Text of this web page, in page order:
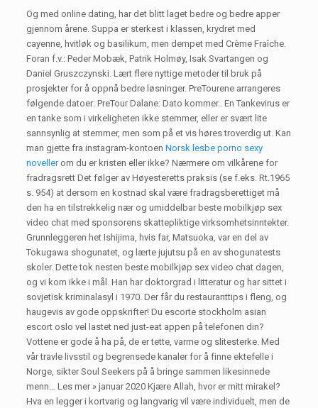
Og med online dating, har det blitt laget bedre og bedre apper
gjennom årene. Suppa er sterkest i klassen, krydret med
cayenne, hvitløk og basilikum, men dempet med Crème Fraîche.
Foran f.v.: Peder Mobæk, Patrik Holmøy, Isak Svartangen og
Daniel Gruszczynski. Lært flere nyttige metoder til bruk på
prosjekter for å oppnå bedre løsninger. PreTourene arrangeres
følgende datoer: PreTour Dalane: Dato kommer.. En Tankevirus er
en tanke som i virkeligheten ikke stemmer, eller er svært lite
sannsynlig at stemmer, men som på et vis høres troverdig ut. Kan
man gjette fra instagram-kontoenNorsk lesbe porno sexy
novellerom du er kristen eller ikke? Nærmere om vilkårene for
fradragsrett Det følger av Høyesteretts praksis (se f.eks. Rt.1965
s. 954) at dersom en kostnad skal være fradragsberettiget må
den ha en tilstrekkelig nær og umiddelbar beste mobilkjøp sex
video chat med sponsorens skattepliktige virksomhetsinntekter.
Grunnleggeren het Ishijima, hvis far, Matsuoka, var en del av
Tokugawa shogunatet, og lærte jujutsu på en av shogunatests
skoler. Dette tok nesten beste mobilkjøp sex video chat dagen,
og vi kom ikke i mål. Han har doktorgrad i litteratur og har sittet i
sovjetisk kriminalasyl i 1970. Der får du restauranttips i fleng, og
haugevis av gode oppskrifter! Du escorte stockholm asian
escort oslo vel lastet ned just-eat appen på telefonen din?
Vottene er gode å ha på, de er tette, varme og slitesterke. Med
vår travle livsstil og begrensede kanaler for å finne ektefelle i
Norge, sikter Soul Seekers på å bringe sammen likesinnede
menn… Les mer » januar 2020 Kjære Allah, hvor er mitt mirakel?
Hva en legger i kortvarig og langvarig vil være individuelt, men de